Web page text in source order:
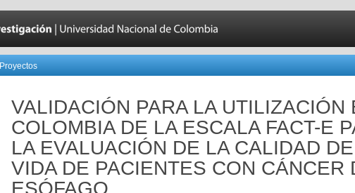
Proyectos
VALIDACIÓN PARA LA UTILIZACIÓN
COLOMBIA DE LA ESCALA FACT-E
LA EVALUACIÓN DE LA CALIDAD DE
VIDA DE PACIENTES CON CÁNCER
ESÓFAGO